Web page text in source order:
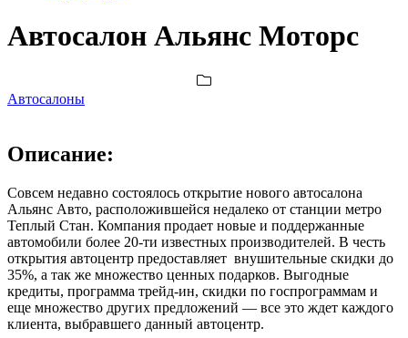
Автосалон Альянс Моторс
Автосалоны
Описание:
Совсем недавно состоялось открытие нового автосалона
Альянс Авто, расположившейся недалеко от станции метро
Теплый Стан. Компания продает новые и поддержанные
автомобили более 20-ти известных производителей. В честь
открытия автоцентр предоставляет внушительные скидки до
35%, а так же множество ценных подарков. Выгодные
кредиты, программа трейд-ин, скидки по госпрограммам и
еще множество других предложений — все это ждет каждого
клиента, выбравшего данный автоцентр.